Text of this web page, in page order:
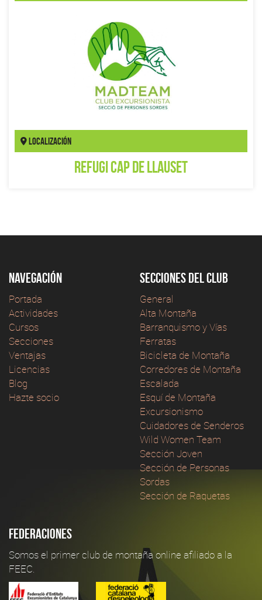
Localización
Refugi Cap de Llauset
Navegación
Portada
Actividades
Cursos
Secciones
Ventajas
Licencias
Blog
Hazte socio
Secciones del club
General
Alta Montaña
Barranquismo y Vías
Ferratas
Bicicleta de Montaña
Corredores de Montaña
Escalada
Esquí de Montaña
Excursionismo
Cuidadores de Senderos
Wild Women Team
Sección Joven
Sección de Personas
Sordas
Sección de Raquetas
Federaciones
Somos el primer club de montaña online afiliado a la
FEEC.